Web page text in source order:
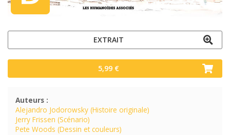
EXTRAIT
5,99 €
Auteurs :
Alejandro Jodorowsky (Histoire originale)
Jerry Frissen (Scénario)
Pete Woods (Dessin et couleurs)